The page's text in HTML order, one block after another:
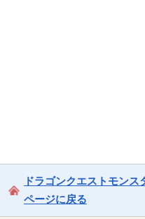
ドラゴンクエストモン
ページに戻る